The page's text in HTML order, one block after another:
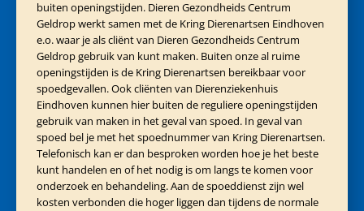
buiten openingstijden. Dieren Gezondheids Centrum
Geldrop werkt samen met de Kring Dierenartsen Eindhoven
e.o. waar je als cliënt van Dieren Gezondheids Centrum
Geldrop gebruik van kunt maken. Buiten onze al ruime
openingstijden is de Kring Dierenartsen bereikbaar voor
spoedgevallen. Ook cliënten van Dierenziekenhuis
Eindhoven kunnen hier buiten de reguliere openingstijden
gebruik van maken in het geval van spoed. In geval van
spoed bel je met het spoednummer van Kring Dierenartsen.
Telefonisch kan er dan besproken worden hoe je het beste
kunt handelen en of het nodig is om langs te komen voor
onderzoek en behandeling. Aan de spoeddienst zijn wel
kosten verbonden die hoger liggen dan tijdens de normale